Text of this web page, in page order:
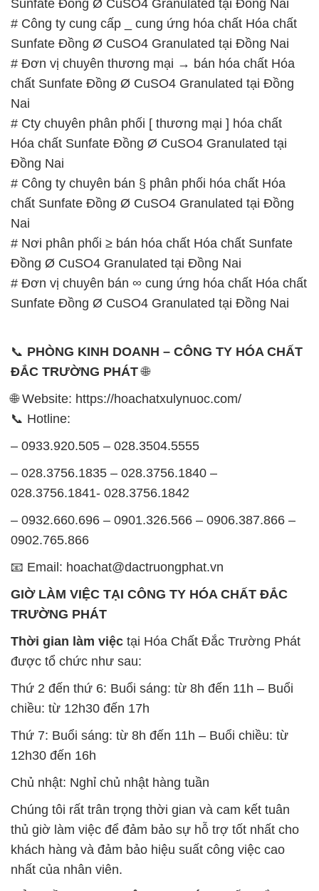
# Công ty chuyên bán § phân phối hóa chất Hóa
chất Sunfate Đồng Ø CuSO4 Granulated tại Đồng
Nai
# Nơi phân phối ≥ bán hóa chất Hóa chất Sunfate
Đồng Ø CuSO4 Granulated tại Đồng Nai
# Đơn vị chuyên bán ∞ cung ứng hóa chất Hóa chất
Sunfate Đồng Ø CuSO4 Granulated tại Đồng Nai
📞PHÒNG KINH DOANH – CÔNG TY HÓA CHẤT
ĐẮC TRƯỜNG PHÁT🌐
🌐 Website: https://hoachatxulynuoc.com/
📞 Hotline:
– 0933.920.505 – 028.3504.5555
– 028.3756.1835 – 028.3756.1840 –
– 0932.660.696 – 0901.326.566 – 0906.387.866 –
0902.765.866
📧 Email: hoachat@dactruongphat.vn
GIỜ LÀM VIỆC TẠI CÔNG TY HÓA CHẤT ĐẮC
TRƯỜNG PHÁT
Thời gian làm việctại Hóa Chất Đắc Trường Phát
được tổ chức như sau:
Thứ 2 đến thứ 6: Buổi sáng: từ 8h đến 11h – Buổi
chiều: từ 12h30 đến 17h
Thứ 7: Buổi sáng: từ 8h đến 11h – Buổi chiều: từ
Chủ nhật: Nghỉ chủ nhật hàng tuần
Chúng tôi rất trân trọng thời gian và cam kết tuân
thủ giờ làm việc để đảm bảo sự hỗ trợ tốt nhất cho
nhất của nhân viên.
TRƯỜNG PHÁT
Đông B, Quận Bình Tân, Sài Gòn TP. Hồ Chí
Minh